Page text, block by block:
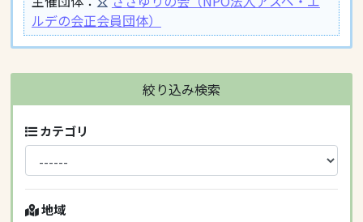
ルデの会正会員団体）
絞り込み検索
カテゴリ
地域